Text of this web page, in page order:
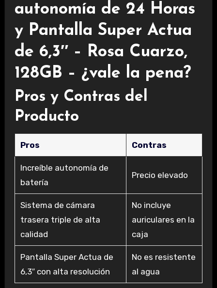
autonomía de 24 Horas
y Pantalla Super Actua
de 6,3″ – Rosa Cuarzo,
128GB – ¿vale la pena?
Pros y Contras del
Producto
Pros Contras
Increíble autonomía de
batería
Precio elevado
Sistema de cámara
trasera triple de alta
calidad
No incluye
auriculares en la
caja
Pantalla Super Actua de
6,3″ con alta resolución
No es resistente
al agua